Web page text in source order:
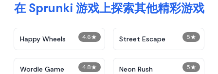
在 Sprunki 游戏上探索其他精彩游戏
4.6★
Happy Wheels 5★
Street Escape
4.8★
Wordle Game 5★
Neon Rush